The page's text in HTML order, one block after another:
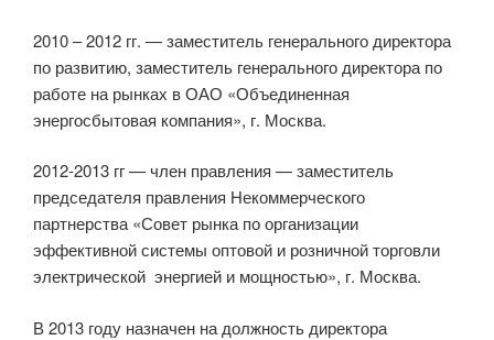
2010 – 2012 гг. — заместитель генерального директора
по развитию, заместитель генерального директора по
работе на рынках в ОАО «Объединенная
энергосбытовая компания», г. Москва.
2012-2013 гг — член правления — заместитель
председателя правления Некоммерческого
партнерства «Совет рынка по организации
эффективной системы оптовой и розничной торговли
электрической энергией и мощностью», г. Москва.
В 2013 году назначен на должность директора